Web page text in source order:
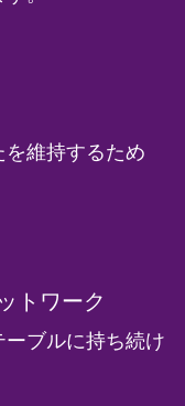
維持するため
トワーク
ブルに持ち続け